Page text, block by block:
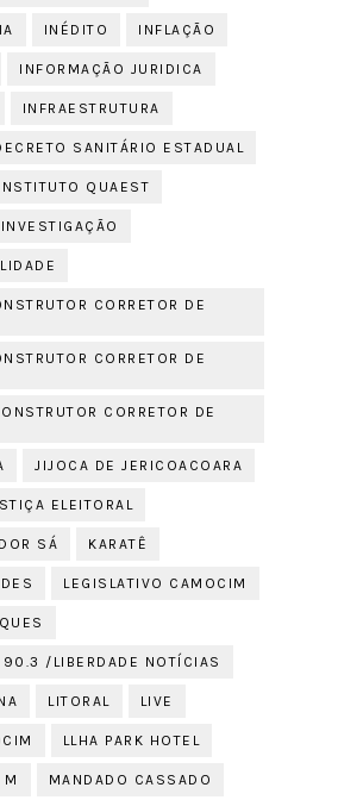
INÉDITO INFLAÇÃO
INFORMAÇÃO JURIDICA
INFRAESTRUTURA
SANITÁRIO ESTADUAL
QUAEST
INVESTIGAÇÃO
CORRETOR DE
CORRETOR DE
CORRETOR DE
JIJOCA DE JERICOACOARA
ELEITORAL
SÁ KARATÊ
LEGISLATIVO CAMOCIM
90.3 /LIBERDADE NOTÍCIAS
LITORAL LIVE
LLHA PARK HOTEL
M MANDADO CASSADO